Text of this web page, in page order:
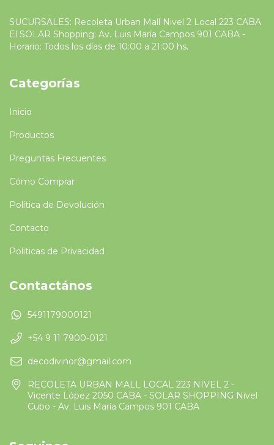
SUCURSALES: Recoleta Urban Mall Nivel 2 Local 223 CABA
El SOLAR Shopping: Av. Luis María Campos 901 CABA -
Horario: Todos los días de 10:00 a 21:00 hs.
Categorías
Inicio
Productos
Preguntas Frecuentes
Cómo Comprar
Política de Devolución
Contacto
Politicas de Privacidad
Contactános
5491179000121
+54 9 11 7900-0121
decodivinor@gmail.com
RECOLETA URBAN MALL LOCAL 223 NIVEL 2 -
Vicente López 2050 CABA - SOLAR SHOPPING Nivel
Cubo - Av. Luis María Campos 901 CABA